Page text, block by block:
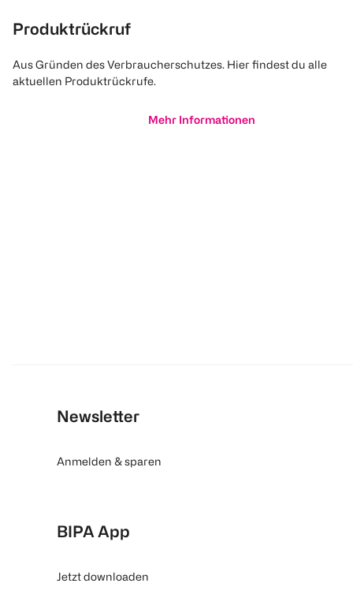
Produktrückruf
Aus Gründen des Verbraucherschutzes. Hier findest du alle
aktuellen Produktrückrufe.
Mehr Informationen
Newsletter
Anmelden & sparen
BIPA App
Jetzt downloaden